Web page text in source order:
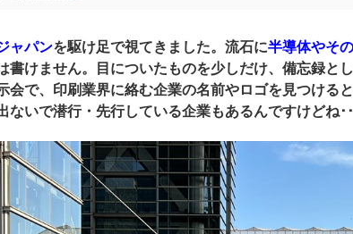
ャパンを駆け足で視てきました。流石に半導体やそ
書けません。目についたものを少しだけ、備忘録と
会で、印刷業界に絡む企業の名前やロゴを見つける
ないで潜行・先行している企業もあるんですけどね･